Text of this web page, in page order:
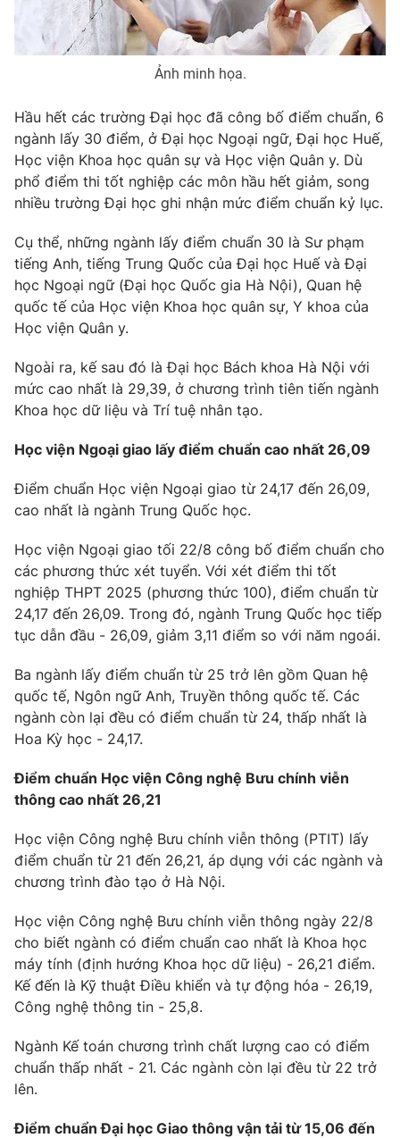
Hậu trường
Nhân vật
Giải sao mai
Điện ảnh
Đời sống
Làm đẹp
Chất lượng cuộc sống
Tuyển sinh
Học trực tuyến
Công nghệ
Hitech Công nghệ tương lai
Thị trường
Tư vấn
Giao lưu trực tuyến
Lịch phát sóng
Chuyên mục khác
Photo Infographic
Video Shorts video
VTV Money VTV Thể thao
VTV Sức khoẻ Bất động sản
Thị trường 24h Tấm lòng Việt
VTV9 VTV8
THỜI BÁO VTV
Cơ quan chủ quản:Đài Truyền hình Việt Nam
Cơ quan báo chí:Thời báo VTV
Giấy phép hoạt động báo in và báo điện tử số 483/GP-BTTTT
Tổng Biên tập:Vũ Thanh Thủy
Phó Tổng Biên tập:
Nguyễn Thị Mỹ Hạnh, Phạm Quốc Thắng,
Nguyễn Trọng Ninh
Tổng đài VTV:
024.38 355 931 - 024.38 355 932
Ảnh minh họa.
Hầu hết các trường Đại học đã công bố điểm chuẩn, 6
ngành lấy 30 điểm, ở Đại học Ngoại ngữ, Đại học Huế,
Học viện Khoa học quân sự và Học viện Quân y. Dù
phổ điểm thi tốt nghiệp các môn hầu hết giảm, song
nhiều trường Đại học ghi nhận mức điểm chuẩn kỷ lục.
Cụ thể, những ngành lấy điểm chuẩn 30 là Sư phạm
tiếng Anh, tiếng Trung Quốc của Đại học Huế và Đại
học Ngoại ngữ (Đại học Quốc gia Hà Nội), Quan hệ
quốc tế của Học viện Khoa học quân sự, Y khoa của
Học viện Quân y.
Ngoài ra, kế sau đó là Đại học Bách khoa Hà Nội với
mức cao nhất là 29,39, ở chương trình tiên tiến ngành
Khoa học dữ liệu và Trí tuệ nhân tạo.
Học viện Ngoại giao lấy điểm chuẩn cao nhất 26,09
Điểm chuẩn Học viện Ngoại giao từ 24,17 đến 26,09,
cao nhất là ngành Trung Quốc học.
Học viện Ngoại giao tối 22/8 công bố điểm chuẩn cho
các phương thức xét tuyển. Với xét điểm thi tốt
nghiệp THPT 2025 (phương thức 100), điểm chuẩn từ
24,17 đến 26,09. Trong đó, ngành Trung Quốc học tiếp
tục dẫn đầu - 26,09, giảm 3,11 điểm so với năm ngoái.
Ba ngành lấy điểm chuẩn từ 25 trở lên gồm Quan hệ
quốc tế, Ngôn ngữ Anh, Truyền thông quốc tế. Các
ngành còn lại đều có điểm chuẩn từ 24, thấp nhất là
Hoa Kỳ học - 24,17.
Điểm chuẩn Học viện Công nghệ Bưu chính viễn
thông cao nhất 26,21
Học viện Công nghệ Bưu chính viễn thông (PTIT) lấy
điểm chuẩn từ 21 đến 26,21, áp dụng với các ngành và
chương trình đào tạo ở Hà Nội.
Học viện Công nghệ Bưu chính viễn thông ngày 22/8
cho biết ngành có điểm chuẩn cao nhất là Khoa học
máy tính (định hướng Khoa học dữ liệu) - 26,21 điểm.
Kế đến là Kỹ thuật Điều khiển và tự động hóa - 26,19,
Công nghệ thông tin - 25,8.
Ngành Kế toán chương trình chất lượng cao có điểm
chuẩn thấp nhất - 21. Các ngành còn lại đều từ 22 trở
lên.
Điểm chuẩn Đại học Giao thông vận tải từ 15,06 đến